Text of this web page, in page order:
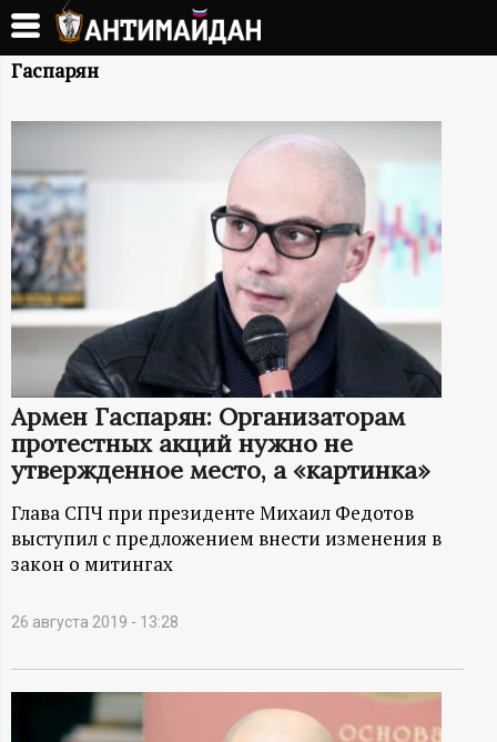
Перейти
основному
А
Н
Т
И
М
А
Й
Д
А
Н
-
и
Гаспарян
Армен Гаспарян: Организаторам
протестных акций нужно не
утвержденное место, а «картинка»
Глава СПЧ при президенте Михаил Федотов
выступил с предложением внести изменения в
закон о митингах
26 августа 2019 - 13:28